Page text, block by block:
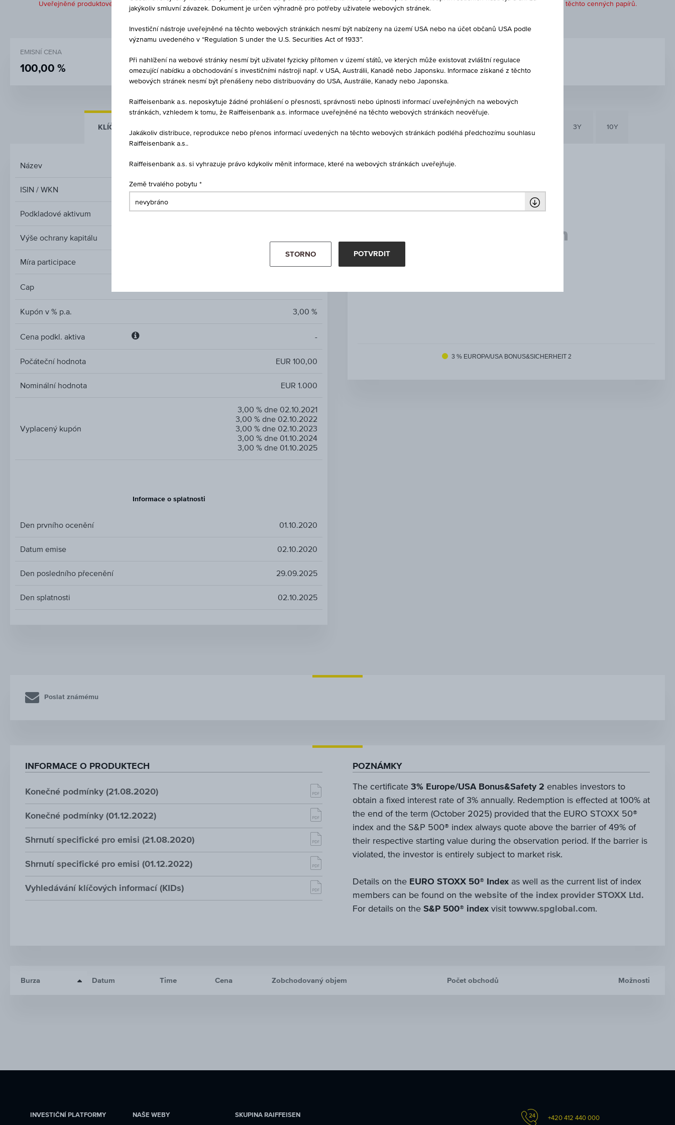
Uveřejněné produktové informace jsou určeny čistě pro investory, kteří již mají produkt ve svém portfoliu. Tyto údaje neslouží jako doporučení ani jako nabídka k nákupu těchto cenných papírů.
EMISNÍ CENA
100,00 % 100,00 % 02.10.2020 02.10.2025
KLÍČOVÉ ÚDAJE
Název 3 % Europa/USA Bonus&Sicherheit 2
ISIN / WKN AT0000A2J4E7 / RC0Y69
Podkladové aktivum Worst of Basket
Výše ochrany kapitálu
Míra participace
Cap
Kupón v % p.a. 3,00 %
Cena podkl. aktiva -
Počáteční hodnota EUR 100,00
Nominální hodnota EUR 1.000
Vyplacený kupón
3,00 % dne 02.10.2021
3,00 % dne 02.10.2022
3,00 % dne 02.10.2023
3,00 % dne 01.10.2024
3,00 % dne 01.10.2025
Informace o splatnosti
Den prvního ocenění 01.10.2020
Datum emise 02.10.2020
Den posledního přecenění 29.09.2025
Den splatnosti 02.10.2025
3Y 10Y
3 % EUROPA/USA BONUS&SICHERHEIT 2
Poslat známému
INFORMACE O PRODUKTECH
Konečné podmínky (21.08.2020)
Konečné podmínky (01.12.2022)
Shrnutí specifické pro emisi (21.08.2020)
Shrnutí specifické pro emisi (01.12.2022)
Vyhledávání klíčových informací (KIDs)
POZNÁMKY
The certificate 3% Europe/USA Bonus&Safety 2 enables investors to
obtain a fixed interest rate of 3% annually. Redemption is effected at 100% at
the end of the term (October 2025) provided that the EURO STOXX 50®
index and the S&P 500® index always quote above the barrier of 49% of
their respective starting value during the observation period. If the barrier is
violated, the investor is entirely subject to market risk.
Details on the EURO STOXX 50® Index as well as the current list of index
members can be found on the website of the index provider STOXX Ltd.
For details on the S&P 500® index visit towww.spglobal.com.
Burza Datum Time Cena Zobchodovaný objem Počet obchodů Možnosti
INVESTIČNÍ PLATFORMY NAŠE WEBY SKUPINA RAIFFEISEN +420 412 440 000
jakýkoliv smluvní závazek. Dokument je určen výhradně pro potřeby uživatele webových stránek.
Investiční nástroje uveřejněné na těchto webových stránkách nesmí být nabízeny na území USA nebo na účet občanů USA podle
významu uvedeného v “Regulation S under the U.S. Securities Act of 1933”.
Při nahlížení na webové stránky nesmí být uživatel fyzicky přítomen v území států, ve kterých může existovat zvláštní regulace
omezující nabídku a obchodování s investičními nástroji např. v USA, Austrálii, Kanadě nebo Japonsku. Informace získané z těchto
webových stránek nesmí být přenášeny nebo distribuovány do USA, Austrálie, Kanady nebo Japonska.
Raiffeisenbank a.s. neposkytuje žádné prohlášení o přesnosti, správnosti nebo úplnosti informací uveřejněných na webových
stránkách, vzhledem k tomu, že Raiffeisenbank a.s. informace uveřejněné na těchto webových stránkách neověřuje.
Jakákoliv distribuce, reprodukce nebo přenos informací uvedených na těchto webových stránkách podléhá předchozímu souhlasu
Raiffeisenbank a.s..
Raiffeisenbank a.s. si vyhrazuje právo kdykoliv měnit informace, které na webových stránkách uveřejňuje.
Země trvalého pobytu
STORNO POTVRDIT